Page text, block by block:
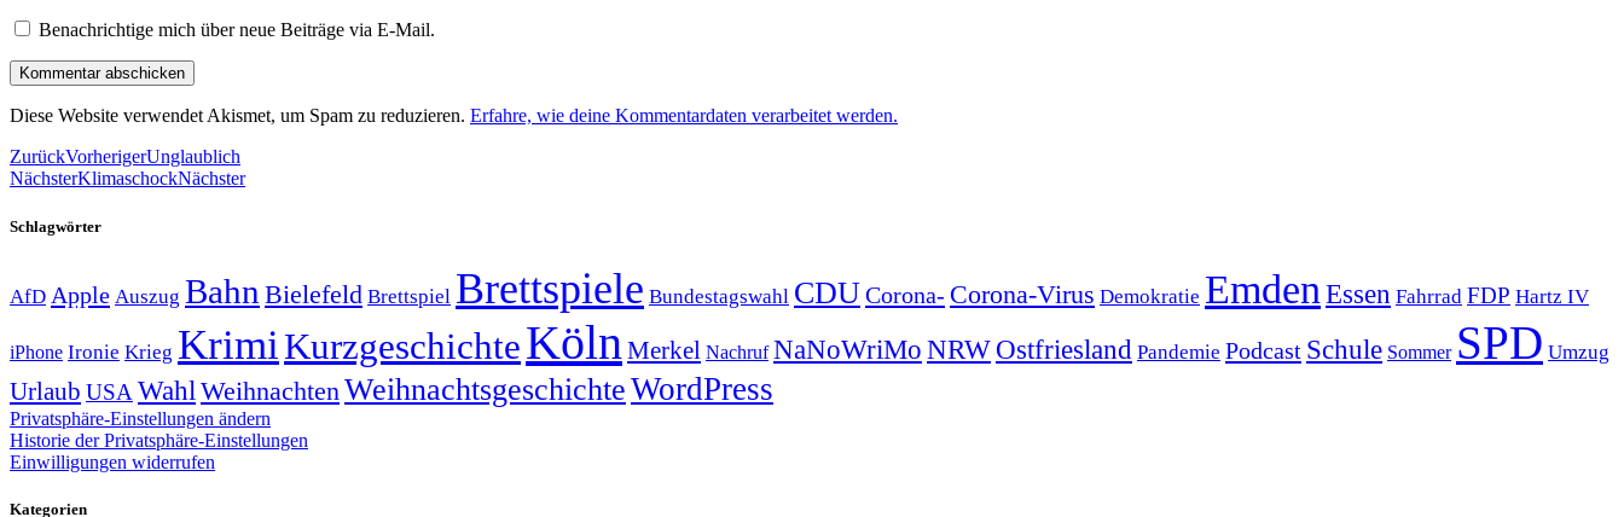
Benachrichtige mich über neue Beiträge via E-Mail.
Diese Website verwendet Akismet, um Spam zu reduzieren. Erfahre, wie deine Kommentardaten verarbeitet werden.
ZurückVorherigerUnglaublich
NächsterKlimaschockNächster
Schlagwörter
AfD Apple Auszug Bahn Bielefeld Brettspiel Brettspiele Bundestagswahl CDUCorona- Corona-Virus Demokratie Emden Essen Fahrrad FDP Hartz IV
iPhone Ironie Krieg KrimiKurzgeschichteKöln Merkel Nachruf NaNoWriMo NRWOstfriesland Pandemie Podcast Schule Sommer SPD Umzug
Urlaub USA Wahl Weihnachten WeihnachtsgeschichteWordPress
Privatsphäre-Einstellungen ändern
Historie der Privatsphäre-Einstellungen
Einwilligungen widerrufen
Kategorien